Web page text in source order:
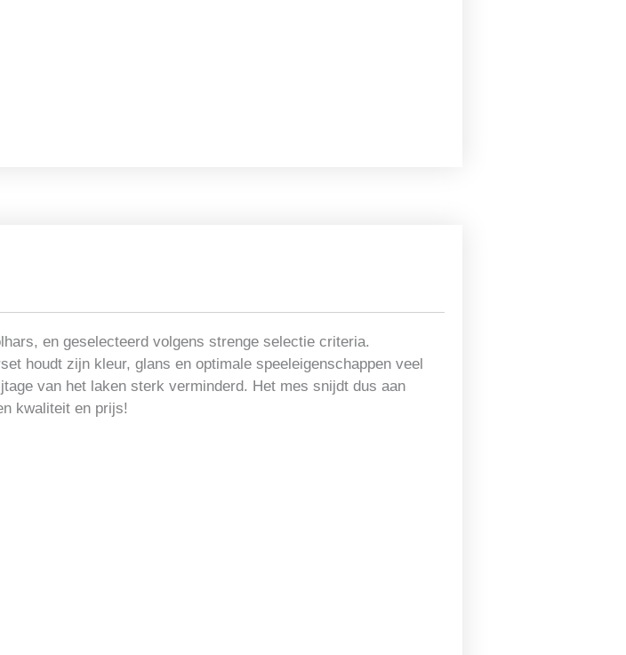
en geselecteerd volgens strenge selectie criteria.
houdt zijn kleur, glans en optimale speeleigenschappen veel
van het laken sterk verminderd. Het mes snijdt dus aan
kwaliteit en prijs!